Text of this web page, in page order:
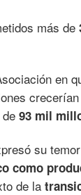
más de
en
93 mil
su
como
de la